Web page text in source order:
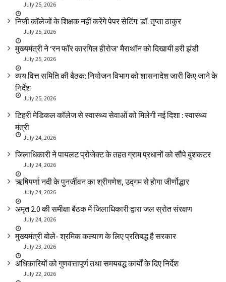
July 25, 2026
निजी कॉलेजों के शिक्षक नहीं करेंगे पेपर सेटिंग: डॉ. तृप्ता ठाकुर
July 25, 2026
मुख्यमंत्री ने ‘रन फॉर कारगिल हीरोज’ मैराथॉन को दिखायी हरी झंडी
July 25, 2026
व्यय वित्त समिति की बैठक: नियोजन विभाग को शासनादेश जारी किए जाने के
निर्देश
July 25, 2026
टिहरी मेडिकल कॉलेज से स्वास्थ्य सेवाओं को मिलेगी नई दिशा : स्वास्थ्य
मंत्री
July 24, 2026
जिलाधिकारी ने पायलट प्रोजेक्ट के तहत ग्राम प्रधानों को सौंपे बुशकटर
July 24, 2026
ऋषिपर्णा नदी के पुनर्जीवन का श्रीगणेश, उद्गम से होगा जीर्णोद्धार
July 24, 2026
अमृत 2.0 की समीक्षा बैठक में जिलाधिकारी द्वारा जल स्रोत संरक्षण
July 24, 2026
मुख्यमंत्री बोले- श्रमिक कल्याण के लिए प्रतिबद्ध है सरकार
July 23, 2026
अधिकारियों को गुणवत्तापूर्ण तथा समयबद्ध कार्यों के दिए निर्देश
July 22, 2026